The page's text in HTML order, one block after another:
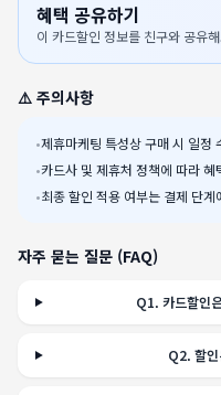
혜택 공유하기
이 카드할인 정보를 친구와 공유
⚠️ 주의사항
•제휴마케팅 특성상 구매 시 일정
•카드사 및 제휴처 정책에 따라
•최종 할인 적용 여부는 결제 단
자주 묻는 질문 (FAQ)
Q1.카드할인
Q2.할